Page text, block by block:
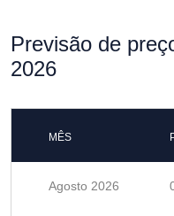
Previsão de
2026
MÊS
Agosto 2026